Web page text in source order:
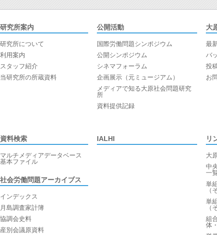
研究所案内
研究所について
利用案内
スタッフ紹介
当研究所の所蔵資料
公開活動
国際労働問題シンポジウム
公開シンポジウム
シネマフォーラム
企画展示（元ミュージアム）
メディアで知る大原社会問題研究
所
資料提供記録
大
最
バ
投
お
資料検索
マルチメディアデータベース
基本ファイル
社会労働問題アーカイブス
インデックス
月島調査家計簿
協調会史料
産別会議原資料
IALHI リ
大
中
一
単
（
単
（
組
体